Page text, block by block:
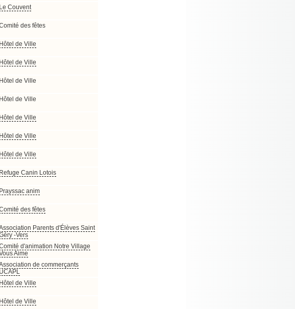
Le Couvent
des fêtes
Hôtel de Ville
Hôtel de Ville
Hôtel de Ville
Hôtel de Ville
Hôtel de Ville
Hôtel de Ville
Hôtel de Ville
Refuge Canin Lotois
Prayssac anim
des fêtes
Parents d'Élèves Saint
-Vers
d'animation Notre Village
Aime
de commerçants
UCAPL
Hôtel de Ville
Hôtel de Ville